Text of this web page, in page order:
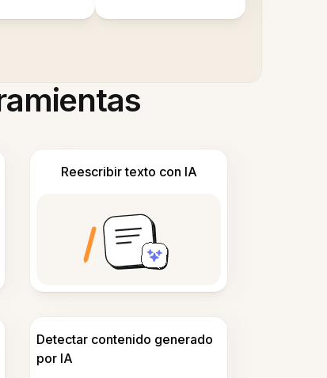
Reescribir texto con IA
Detectar contenido generado
por IA